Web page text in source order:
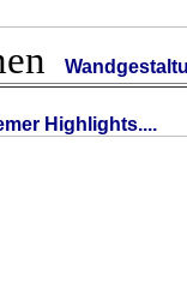
Highlights....